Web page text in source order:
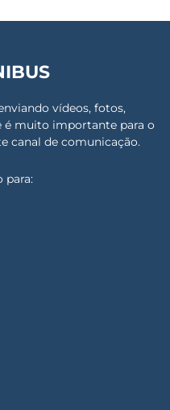
vídeos, fotos,
é muito importante para o
canal de comunicação.
para: